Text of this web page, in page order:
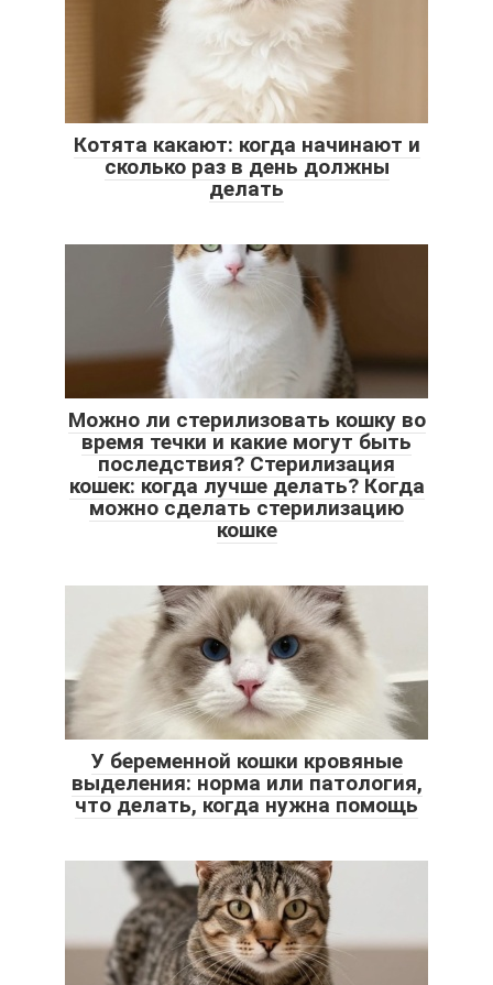
Котята какают: когда начинают и
сколько раз в день должны
делать
Можно ли стерилизовать кошку во
время течки и какие могут быть
последствия? Стерилизация
кошек: когда лучше делать? Когда
можно сделать стерилизацию
кошке
У беременной кошки кровяные
выделения: норма или патология,
что делать, когда нужна помощь